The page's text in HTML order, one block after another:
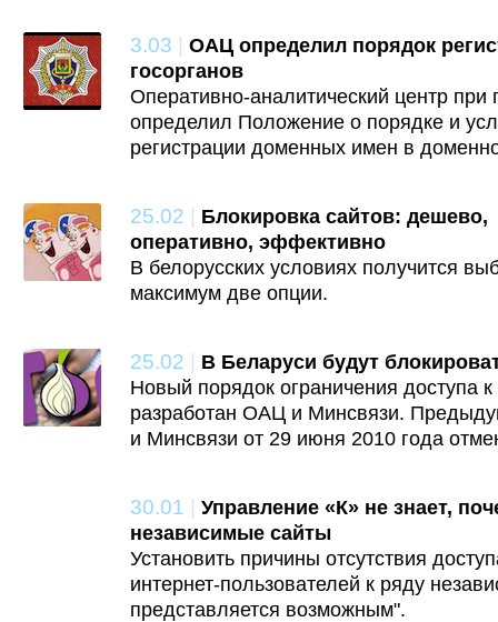
3.03 | ОАЦ определил порядок
госорганов
Оперативно-аналитический центр при
определил Положение о порядке и
регистрации доменных имен в
25.02 | Блокировка сайтов: дешево,
оперативно, эффективно
В белорусских условиях получится
максимум две опции.
25.02 | В Беларуси будут
Новый порядок ограничения доступа
разработан ОАЦ и Минсвязи.
и Минсвязи от 29 июня 2010 года
30.01 | Управление «К» не знает,
независимые сайты
Установить причины отсутствия
интернет-пользователей к ряду
представляется возможным".